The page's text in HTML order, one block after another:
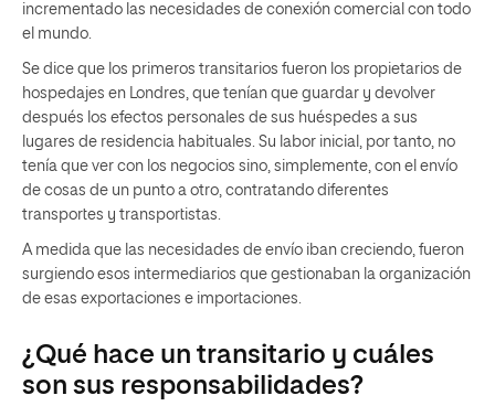
incrementado las necesidades de conexión comercial con todo
el mundo.
Se dice que los primeros transitarios fueron los propietarios de
hospedajes en Londres, que tenían que guardar y devolver
después los efectos personales de sus huéspedes a sus
lugares de residencia habituales. Su labor inicial, por tanto, no
tenía que ver con los negocios sino, simplemente, con el envío
de cosas de un punto a otro, contratando diferentes
transportes y transportistas.
A medida que las necesidades de envío iban creciendo, fueron
surgiendo esos intermediarios que gestionaban la organización
de esas exportaciones e importaciones.
¿Qué hace un transitario y cuáles
son sus responsabilidades?